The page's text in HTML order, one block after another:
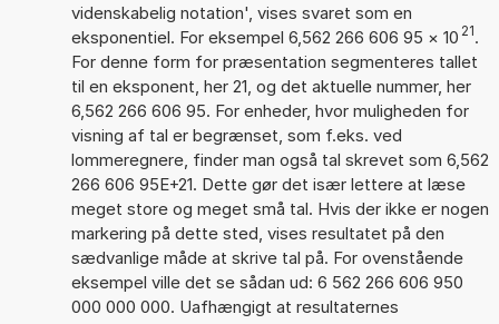
videnskabelig notation', vises svaret som en
eksponentiel. For eksempel 6,562 266 606 95 × 10 21.
For denne form for præsentation segmenteres tallet
til en eksponent, her 21, og det aktuelle nummer, her
6,562 266 606 95. For enheder, hvor muligheden for
visning af tal er begrænset, som f.eks. ved
lommeregnere, finder man også tal skrevet som 6,562
266 606 95E+21. Dette gør det især lettere at læse
meget store og meget små tal. Hvis der ikke er nogen
markering på dette sted, vises resultatet på den
sædvanlige måde at skrive tal på. For ovenstående
eksempel ville det se sådan ud: 6 562 266 606 950
000 000 000. Uafhængigt at resultaternes